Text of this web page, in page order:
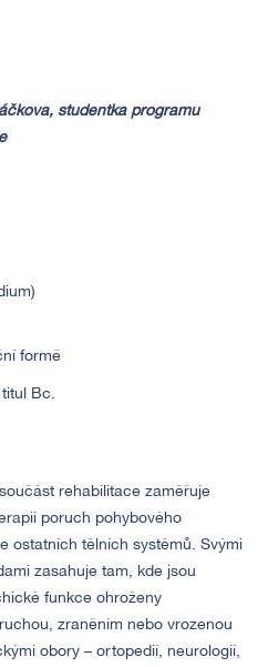
studentka programu
formě
Bc.
rehabilitace zaměřuje
poruch pohybového
ostatních tělních systémů. Svými
zasahuje tam, kde jsou
funkce ohroženy
zraněním nebo vrozenou
obory – ortopedií, neurologií,